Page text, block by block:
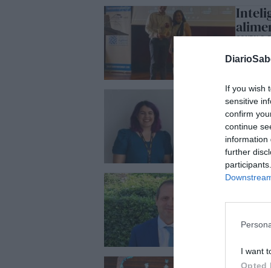
If you wish
sensitive
confirm
continue
information
further
I want
Opted
GONZALO